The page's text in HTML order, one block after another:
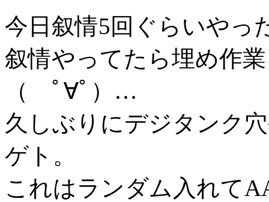
今日叙情5回ぐらいやっ
叙情やってたら埋め作
（ ﾟ∀ﾟ）…
久しぶりにデジタンク
ゲト。
これはランダム入れて